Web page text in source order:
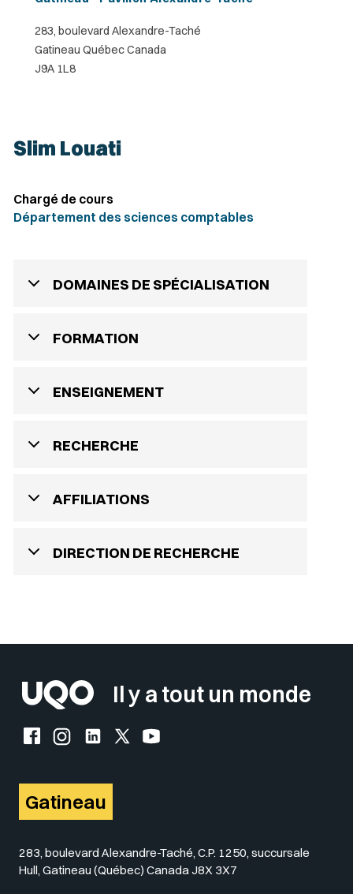
283, boulevard Alexandre-Taché
Gatineau Québec Canada
J9A 1L8
Slim Louati
Chargé de cours
Département des sciences comptables
DOMAINES DE SPÉCIALISATION
FORMATION
ENSEIGNEMENT
RECHERCHE
AFFILIATIONS
DIRECTION DE RECHERCHE
Il y a tout un monde
Facebook de l'UQO
Instagram de l'UQO
LinkedIn de l'UQO
X (Twitter) de l'UQO
YouTube de l'UQO
Gatineau
283, boulevard Alexandre-Taché, C.P. 1250, succursale
Hull, Gatineau (Québec) Canada J8X 3X7